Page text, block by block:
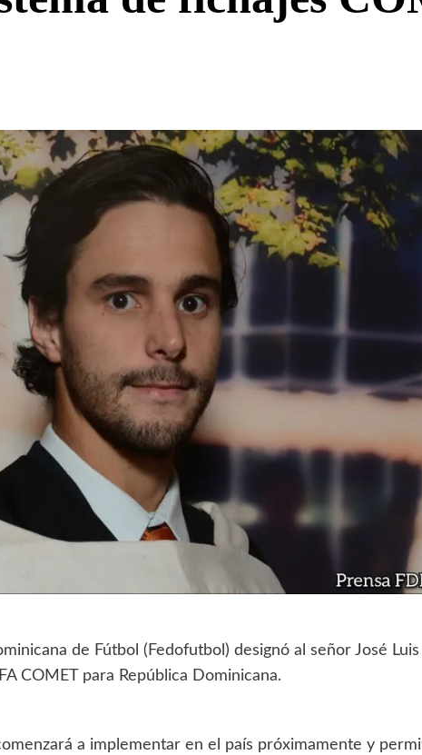
de Fútbol (Fedofutbol) designó al señor José
COMET para República Dominicana.
a implementar en el país próximamente y